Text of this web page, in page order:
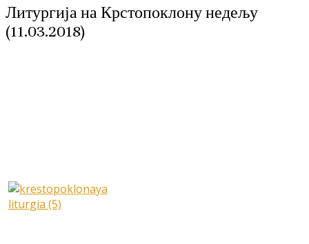
Литургија на Крстопоклону недељу
(11.03.2018)